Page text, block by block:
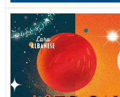
Knjiga vam bo v pomoč pri
planetov in meglic, ki jih
očesom, in tudi tistih, ki jih
pomočjo najsodobnejših
znak kakovosti Zlata hruška.